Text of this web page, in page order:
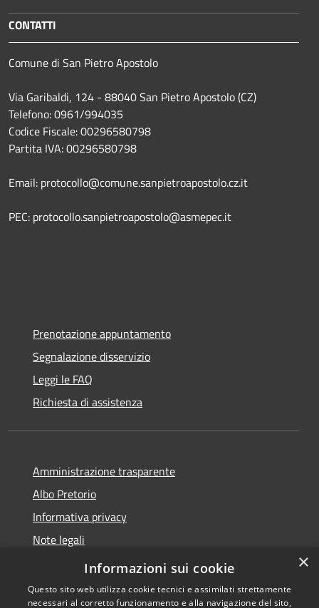
CONTATTI
Comune di San Pietro Apostolo
Via Garibaldi, 124 - 88040 San Pietro Apostolo (CZ)
Telefono: 0961/994035
Codice Fiscale: 00296580798
Partita IVA: 00296580798
Email: protocollo@comune.sanpietroapostolo.cz.it
PEC: protocollo.sanpietroapostolo@asmepec.it
Prenotazione appuntamento
Segnalazione disservizio
Leggi le FAQ
Richiesta di assistenza
Amministrazione trasparente
Albo Pretorio
Informativa privacy
Note legali
Dichiarazione di accessibilità
×
Informazioni sui cookie
Questo sito web utilizza cookie tecnici e assimilati strettamente
necessari al corretto funzionamento e alla navigazione del sito,